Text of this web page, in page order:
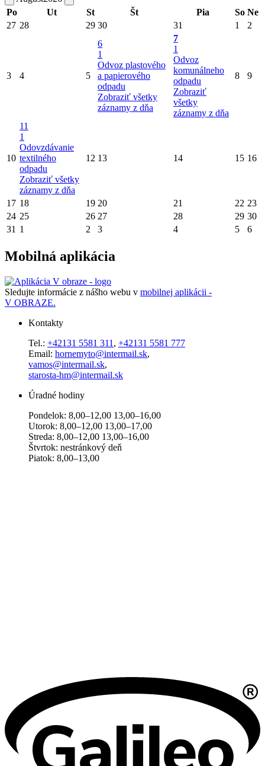
Po
Ut St Št Pia So Ne
27 28 29 30 31 1 2
3 4 5
6
1
Odvoz plastového
a papierového
odpadu
Zobraziť všetky
záznamy z dňa
7
1
Odvoz
komunálneho
odpadu
Zobraziť
všetky
záznamy z dňa
8 9
10
11
1
Odovzdávanie
textilného
odpadu
Zobraziť všetky
záznamy z dňa
12 13 14 15 16
17 18 19 20 21 22 23
24 25 26 27 28 29 30
31 1 2 3 4 5 6
Mobilná aplikácia
Sledujte informácie z nášho webu v mobilnej aplikácii -
V OBRAZE.
Kontakty
Tel.: +42131 5581 311 , +42131 5581 777
Email: hornemyto@intermail.sk,
vamos@intermail.sk,
starosta-hm@intermail.sk
Úradné hodiny
Pondelok: 8,00–12,00 13,00–16,00
Utorok: 8,00–12,00 13,00–17,00
Streda: 8,00–12,00 13,00–16,00
Štvrtok: nestránkový deň
Piatok: 8,00–13,00